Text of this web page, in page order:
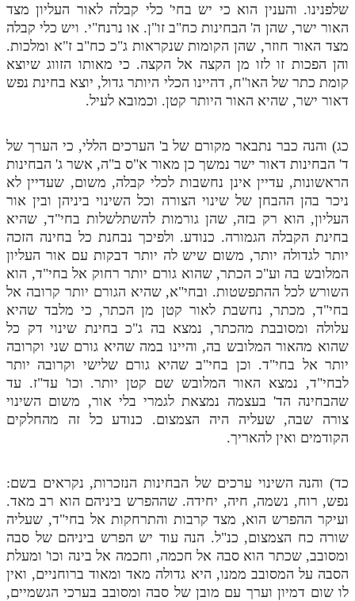
אודות האתר
בעל הסולם
לאתר ספר הרב
שלפנינו. והענין הוא כי יש בחי' כלי קבלה לאור העליון מצד
האור ישר, שהן ה' הבחינות כח"ב זו"ן. או נרנח"י. ויש כלי קבלה
מצד האור חוזר, שהן הקומות שנקראות ג"כ כח"ב ז"א ומלכות.
והן הפכות זו לזו מן הקצה אל הקצה. כי מאותו הזווג שיוצא
קומת כתר של האו"ח, דהיינו הכלי היותר גדול, יוצא בחינת נפש
דאור ישר, שהיא האור היותר קטן. וכמובא לעיל.
כג) והנה כבר נתבאר מקורם של ב' הערכים הללי, כי הערך של
ד' הבחינות דאור ישר נמשך כן מאור א"ס ב"ה, אשר ג' הבחינות
הראשונות, עדיין אינן נחשבות לכלי קבלה, משום, שעדיין לא
ניכר בהן ההבחן של שינוי הצורה וכל השינוי ביניהן ובין אור
העליון, הוא רק בזה, שהן גורמות להשתלשלות בחי"ד, שהיא
בחינת הקבלה הגמורה. כנודע. ולפיכך נבחנת כל בחינה הזכה
יותר לגדולה יותר, משום שיש לה יותר דבקות עם אור העליון
המלובש בה וע"כ הכתר, שהוא גורם יותר רחוק אל בחי"ד, הוא
השורש לכל ההתפשטות. ובחי"א, שהיא הגורם יותר קרובה אל
בחי"ד, מכתר, נחשבת לאור קטן מן הכתר, כי מלבד שהיא
עלולה ומסובבת מהכתר, נמצא בה ג"כ בחינת שינוי דק כל
שהוא מהאור המלובש בה, והיינו במה שהיא גורם שני וקרובה
יותר אל בחי"ד. וכן בחי"ב שהיא גורם שלישי וקרובה יותר
לבחי"ד, נמצא האור המלובש שם קטן יותר. וכו' עד"ז. עד
שהבחינה הד' בעצמה נמצאת לגמרי בלי אור, משום השינוי
צורה שבה, שעליה היה הצמצום. כנודע כל זה מהחלקים
הקודמים ואין להאריך.
כד) והנה השינוי ערכים של הבחינות הנזכרות, נקראים בשם:
נפש, רוח, נשמה, חיה, יחידה. שההפרש ביניהם הוא רב מאד.
ועיקר ההפרש הוא, מצד קרבות והתרחקות אל בחי"ד, שעליה
שורה כח הצמצום, כנ"ל. הנה עוד יש הפרש ביניהם של סבה
ומסובב, שכתר הוא סבה אל חכמה, וחכמה אל בינה וכו' ומעלת
הסבה על המסובב ממנו, היא גדולה מאד ומאוד ברוחניים, ואין
לו שום דמיון וערך עם מובן של סבה ומסובב בערכי הגשמיים,